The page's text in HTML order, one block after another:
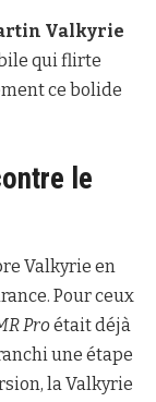
Valkyrie
qui flirte
ce bolide
le
Valkyrie en
Pour ceux
Proétait déjà
une étape
la Valkyrie